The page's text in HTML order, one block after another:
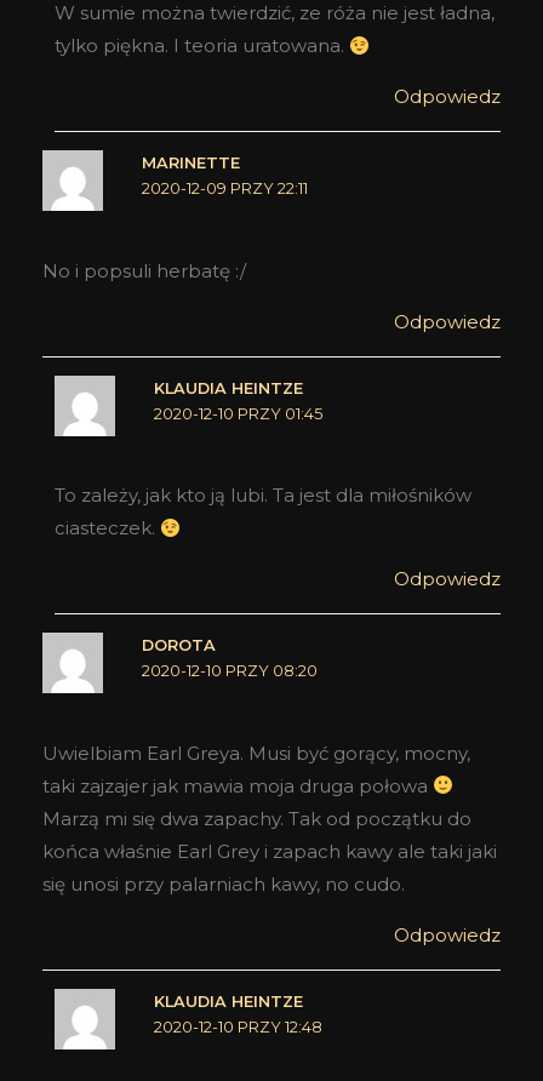
W sumie można twierdzić, ze róża nie jest ładna,
tylko piękna. I teoria uratowana.
Odpowiedz
MARINETTE
2020-12-09 PRZY 22:11
No i popsuli herbatę :/
Odpowiedz
KLAUDIA HEINTZE
2020-12-10 PRZY 01:45
To zależy, jak kto ją lubi. Ta jest dla miłośników
ciasteczek.
Odpowiedz
DOROTA
2020-12-10 PRZY 08:20
Uwielbiam Earl Greya. Musi być gorący, mocny,
taki zajzajer jak mawia moja druga połowa
Marzą mi się dwa zapachy. Tak od początku do
końca właśnie Earl Grey i zapach kawy ale taki jaki
się unosi przy palarniach kawy, no cudo.
Odpowiedz
KLAUDIA HEINTZE
2020-12-10 PRZY 12:48